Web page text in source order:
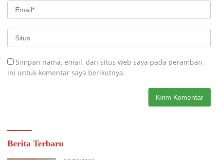
Simpan nama, email, dan situs web saya pada peramban
ini untuk komentar saya berikutnya.
Berita Terbaru